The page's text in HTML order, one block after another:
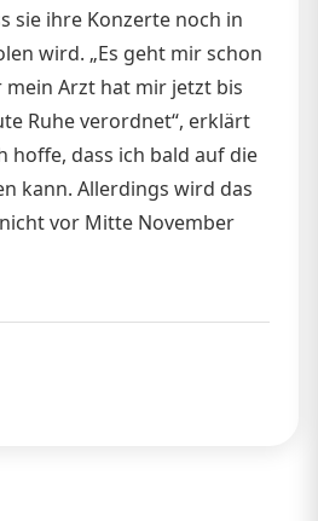
sie ihre Konzerte noch in
wird. „Es geht mir schon
mein Arzt hat mir jetzt bis
Ruhe verordnet“, erklärt
hoffe, dass ich bald auf die
kann. Allerdings wird das
vor Mitte November